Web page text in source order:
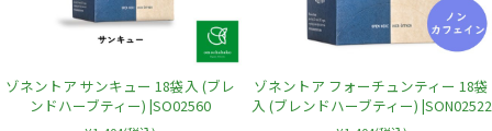
ゾネントア サンキュー 18袋入 (ブレ
ンドハーブティー) |SO02560
ゾネントア フォーチュンティー 18袋
入 (ブレンドハーブティー) |SON02522